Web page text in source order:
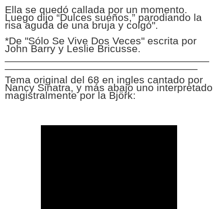
Ella se quedó callada por un momento.
Luego dijo “Dulces sueños,” parodiando la
risa aguda de una bruja y colgó".
*De "Sólo Se Vive Dos Veces" escrita por
John Barry y Leslie Bricusse.
___________________________________
_________________________________
Tema original del 68 en ingles cantado por
Nancy Sinatra, y más abajo uno interpretado
magistralmente por la Björk: